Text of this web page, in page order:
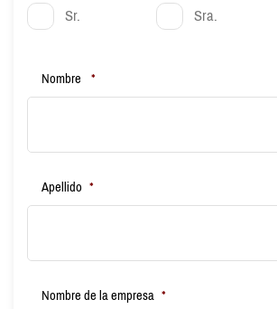
Sr. Sra.
Nombre *
Apellido *
Nombre de la empresa *